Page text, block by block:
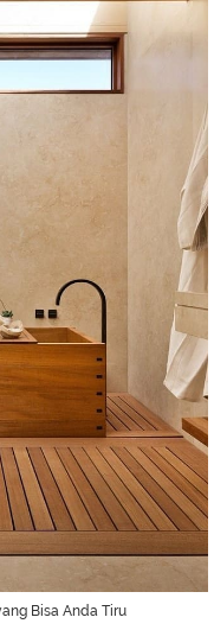
Bisa Anda Tiru